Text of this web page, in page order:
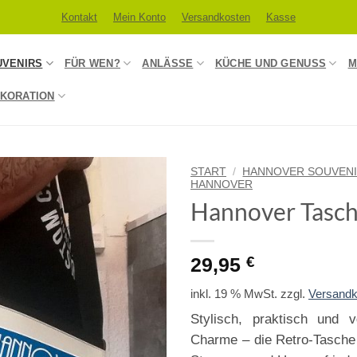
Kontakt Mein Konto Versandkosten Kasse
FÜR WEN? ANLÄSSE KÜCHE UND GENUSS
START / HANNOVER
HANNOVER
Hannover
29,95 €
inkl. 19 % MwSt. zzgl.
Stylisch, praktisch und
Charme – die Retro-